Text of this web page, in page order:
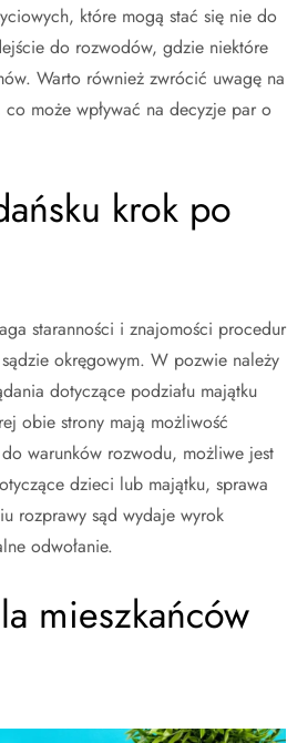
które mogą stać się nie do
do rozwodów, gdzie niektóre
Warto również zwrócić uwagę na
może wpływać na decyzje par o
krok po
staranności i znajomości procedur
okręgowym. W pozwie należy
dotyczące podziału majątku
obie strony mają możliwość
warunków rozwodu, możliwe jest
dzieci lub majątku, sprawa
rozprawy sąd wydaje wyrok
odwołanie.
mieszkańców